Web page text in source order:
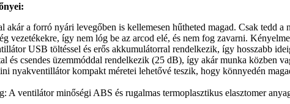
akár a forró nyári levegőben is kellemesen hűtheted magad. Csak tedd a
vezetékekre, így nem lóg be az arcod elé, és nem fog zavarni.
USB töltéssel és erős akkumulátorral rendelkezik, így hosszabb
és csendes üzemmóddal rendelkezik (25 dB), így akár munka közben
nyakventillátor kompakt méretei lehetővé teszik, hogy könnyedén
A ventilátor minőségi ABS és rugalmas termoplasztikus elasztomer